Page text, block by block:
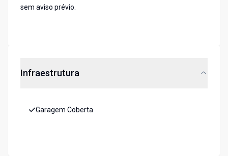
sem aviso prévio.
Infraestrutura
Garagem Coberta